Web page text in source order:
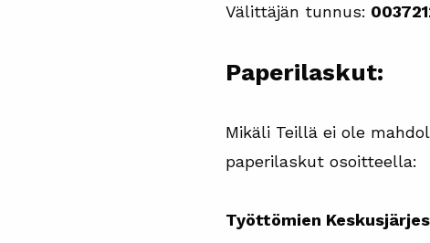
Välittäjän tunnus:
Paperilaskut:
Mikäli Teillä ei ole
paperilaskut osoitteella:
Työttömien